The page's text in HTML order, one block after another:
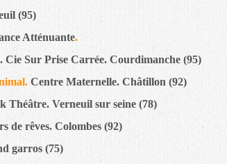
(95)
Atténuante.
Cie Sur Prise Carrée. Courdimanche (95)
Centre Maternelle. Châtillon (92)
Théâtre. Verneuil sur seine (78)
de rêves. Colombes (92)
garros (75)